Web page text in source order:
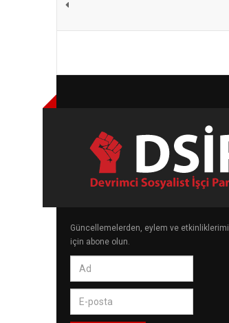
Güncellemelerden, eylem ve
için abone olun.